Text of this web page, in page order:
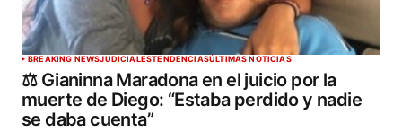
BREAKING NEWSJUDICIALESTENDENCIASÚLTIMAS NOTICIAS
⚖️ Gianinna Maradona en el juicio por la
muerte de Diego: “Estaba perdido y nadie
se daba cuenta”